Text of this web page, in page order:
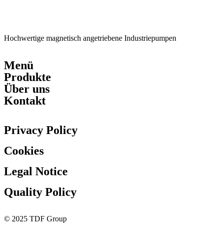
Hochwertige magnetisch angetriebene Industriepumpen
Menü
Produkte
Über uns
Kontakt
Privacy Policy
Cookies
Legal Notice
Quality Policy
© 2025 TDF Group